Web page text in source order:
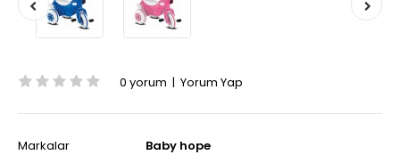
0 yorum | Yorum Yap
Markalar
Baby hope